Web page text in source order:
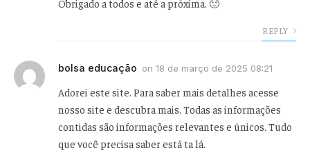
Obrigado a todos e até a próxima. 🙂
REPLY
bolsa educação on 18 de março de 2025 08:21
Adorei este site. Para saber mais detalhes acesse
nosso site e descubra mais. Todas as informações
contidas são informações relevantes e únicos. Tudo
que você precisa saber está ta lá.